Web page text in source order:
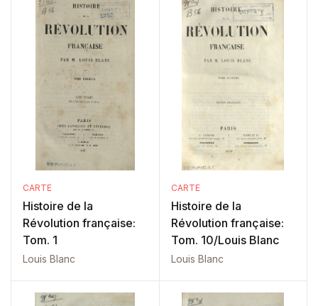
CARTE
Histoire de la
Révolution française:
Tom. 1
Louis Blanc
CARTE
Histoire de la
Révolution française:
Tom. 10/Louis Blanc
Louis Blanc